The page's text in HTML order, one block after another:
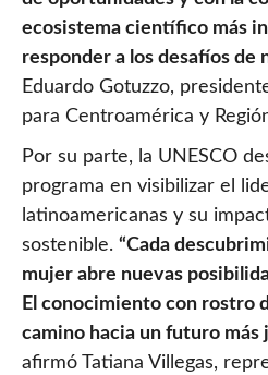
ecosistema científico más
responder a los desafíos de
Eduardo Gotuzzo,
para Centroamérica y
Por su parte, la UNESCO
programa en visibilizar el
latinoamericanas y su
sostenible. “Cada
mujer abre nuevas
El conocimiento con rostro
camino hacia un futuro
afirmó Tatiana Villegas,